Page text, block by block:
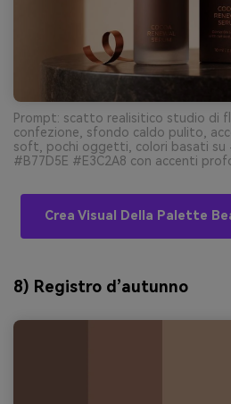
Prompt: scatto realisitico studio di
confezione, sfondo caldo pulito,
soft, pochi oggetti, colori basati su
#B77D5E #E3C2A8 con accenti
Crea Visual Della Palette
8) Registro d’autunno